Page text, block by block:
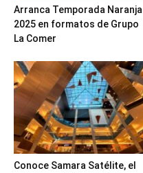
Arranca Temporada Naranja
2025 en formatos de Grupo
La Comer
Conoce Samara Satélite, el